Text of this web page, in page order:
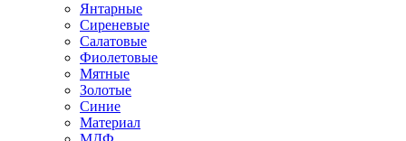
Янтарные
Сиреневые
Салатовые
Фиолетовые
Мятные
Золотые
Синие
Материал